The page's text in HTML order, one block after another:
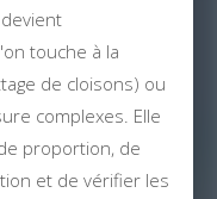
touche à la
de cloisons) ou
complexes. Elle
proportion, de
et de vérifier les